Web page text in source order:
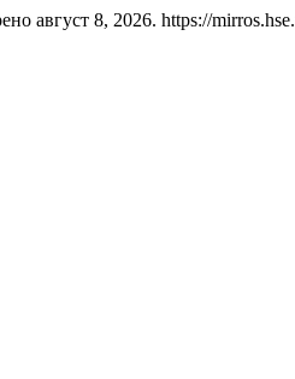
август 8, 2026. https://